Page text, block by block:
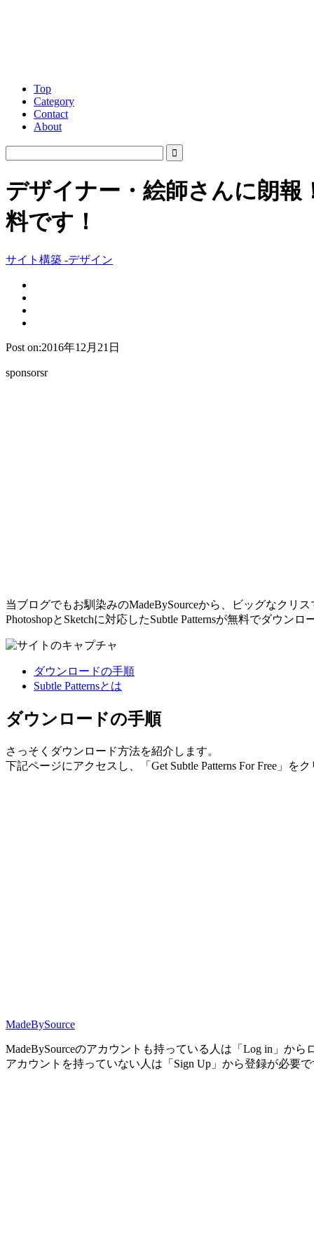
Top
Category
Contact
About
デザイナー・絵師さんに朗報
料です！
サイト構築 -デザイン
Post on:2016年12月21日
sponsorsr
当ブログでもお馴染みのMadeBySourceから、ビッグなクリス
PhotoshopとSketchに対応したSubtle Patternsが無料でダウンロ
ダウンロードの手順
Subtle Patternsとは
ダウンロードの手順
さっそくダウンロード方法を紹介します。
下記ページにアクセスし、「Get Subtle Patterns For Free」をク
MadeBySource
MadeBySourceのアカウントも持っている人は「Log in」から
アカウントを持っていない人は「Sign Up」から登録が必要で